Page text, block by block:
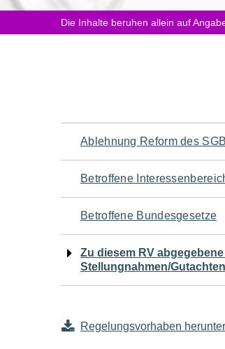
hier:Die Inhalte beruhen allein auf
Navigation
für
den
Seiteninhalt
Ablehnung Reform des SGB
Betroffene
Betroffene Bundesgesetze
Zu diesem RV
Stellungnahmen/Gutachten
Regelungsvorhaben